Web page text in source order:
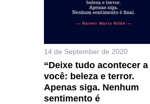
14 de September de 2020
“Deixe tudo acontecer a
você: beleza e terror.
Apenas siga. Nenhum
sentimento é